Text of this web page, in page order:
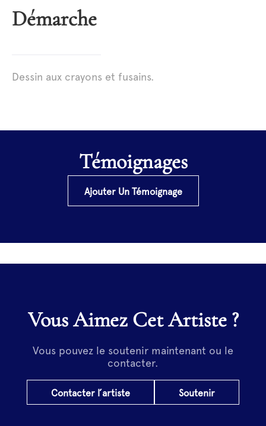
Démarche
Dessin aux crayons et fusains.
Témoignages
Ajouter Un Témoignage
Vous Aimez Cet Artiste ?
Vous pouvez le soutenir maintenant ou le
contacter.
Contacter l’artiste Soutenir